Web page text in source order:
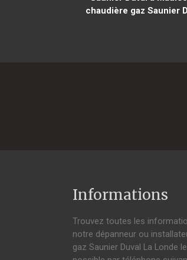
chaudière gaz Saunier
Informations
Trouvez toutes les
notre dépanneur ou
gaz Saunier Duval La Londe